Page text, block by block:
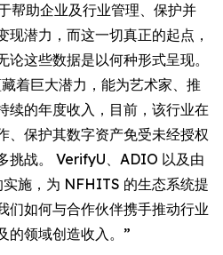
助企业及行业管理、保护并
现潜力，而这一切真正的起点，
这些数据是以何种形式呈现。
着巨大潜力，能为艺术家、推
续的年度收入，目前，该行业在
、保护其数字资产免受未经授权
挑战。 VerifyU、ADIO 以及由
施，为 NFHITS 的生态系统提
们如何与合作伙伴携手推动行业
及的领域创造收入。”